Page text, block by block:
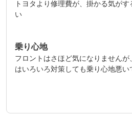
トヨタより修理費が、掛かる気が
い
乗り心地
フロントはさほど気になりませんが
はいろいろ対策しても乗り心地悪い